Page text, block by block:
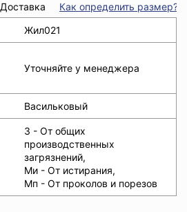
Доставка
Как определить размер?
Жил021
Уточняйте у менеджера
Васильковый
З - От общих
производственных
загрязнений,
Ми - От истирания,
Мп - От проколов и порезов